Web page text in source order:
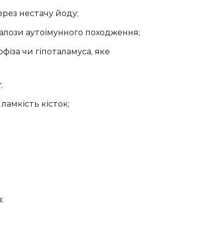
нестачу йоду;
аутоімунного походження;
чи гіпоталамуса, яке
кісток;